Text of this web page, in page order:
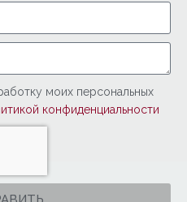
моих персональных
конфиденциальности